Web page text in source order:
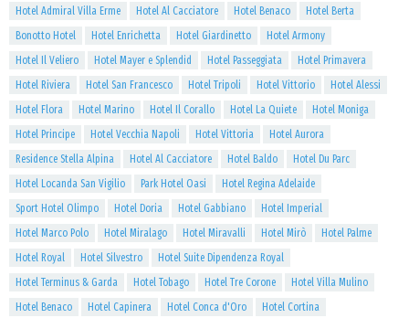
Hotel Admiral Villa Erme
Hotel Al Cacciatore Hotel Benaco
Hotel Berta
Bonotto Hotel
Hotel Enrichetta Hotel Giardinetto
Hotel Armony
Hotel Il Veliero
Hotel Mayer e Splendid Hotel Passeggiata
Hotel Primavera
Hotel Riviera
Hotel San Francesco Hotel Tripoli Hotel Vittorio
Hotel Alessi
Hotel Flora
Hotel Marino Hotel Il Corallo Hotel La Quiete
Hotel Moniga
Hotel Principe
Hotel Vecchia Napoli Hotel Vittoria
Hotel Aurora
Residence Stella Alpina
Hotel Al Cacciatore Hotel Baldo
Hotel Du Parc
Hotel Locanda San Vigilio
Park Hotel Oasi
Hotel Regina Adelaide
Sport Hotel Olimpo
Hotel Doria Hotel Gabbiano
Hotel Imperial
Hotel Marco Polo
Hotel Miralago Hotel Miravalli Hotel Mirò
Hotel Palme
Hotel Royal
Hotel Silvestro
Hotel Suite Dipendenza Royal
Hotel Terminus & Garda
Hotel Tobago Hotel Tre Corone
Hotel Villa Mulino
Hotel Benaco
Hotel Capinera Hotel Conca d'Oro
Hotel Cortina